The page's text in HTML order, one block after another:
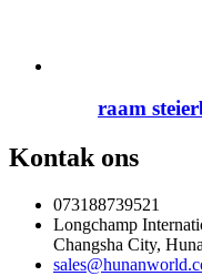
raam
Kontak ons
073188739521
Longchamp
Changsha City,